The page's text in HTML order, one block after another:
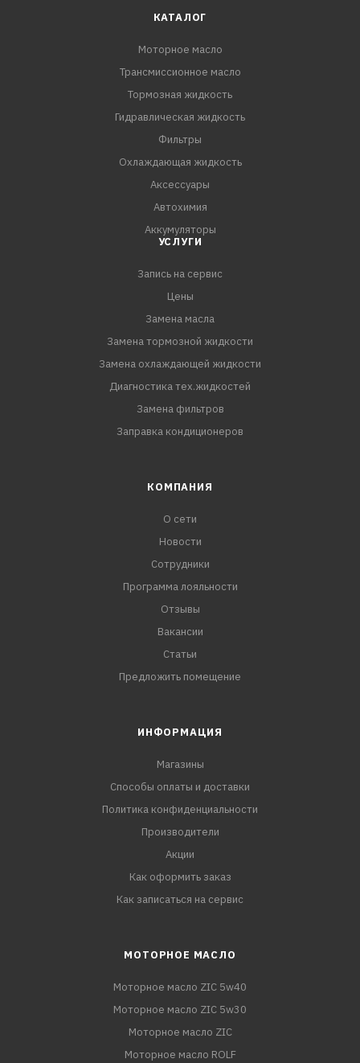
КАТАЛОГ
Моторное масло
Трансмиссионное масло
Тормозная жидкость
Гидравлическая жидкость
Фильтры
Охлаждающая жидкость
Аксессуары
Автохимия
Аккумуляторы
УСЛУГИ
Запись на сервис
Цены
Замена масла
Замена тормозной жидкости
Замена охлаждающей жидкости
Диагностика тех.жидкостей
Замена фильтров
Заправка кондиционеров
КОМПАНИЯ
О сети
Новости
Сотрудники
Программа лояльности
Отзывы
Вакансии
Статьи
Предложить помещение
ИНФОРМАЦИЯ
Магазины
Способы оплаты и доставки
Политика конфиденциальности
Производители
Акции
Как оформить заказ
Как записаться на сервис
МОТОРНОЕ МАСЛО
Моторное масло ZIC 5w40
Моторное масло ZIC 5w30
Моторное масло ZIC
Моторное масло ROLF